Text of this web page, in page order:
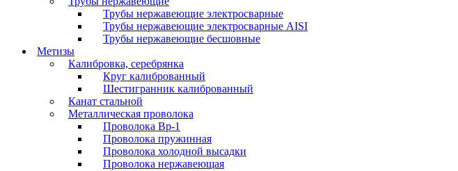
Трубы нержавеющие электросварные
Трубы нержавеющие электросварные AISI
Трубы нержавеющие бесшовные
Метизы
Калибровка, серебрянка
Круг калиброванный
Шестигранник калиброванный
Канат стальной
Металлическая проволока
Проволока Вр-1
Проволока пружинная
Проволока холодной высадки
Проволока нержавеющая